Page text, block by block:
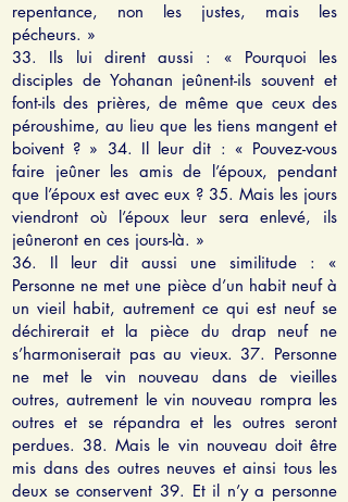
repentance, non les justes, mais les
pécheurs. »
33. Ils lui dirent aussi : « Pourquoi les
disciples de Yohanan jeûnent-ils souvent et
font-ils des prières, de même que ceux des
péroushime, au lieu que les tiens mangent et
boivent ? » 34. Il leur dit : « Pouvez-vous
faire jeûner les amis de l’époux, pendant
que l’époux est avec eux ? 35. Mais les jours
viendront où l’époux leur sera enlevé, ils
jeûneront en ces jours-là. »
36. Il leur dit aussi une similitude : «
Personne ne met une pièce d’un habit neuf à
un vieil habit, autrement ce qui est neuf se
déchirerait et la pièce du drap neuf ne
s’harmoniserait pas au vieux. 37. Personne
ne met le vin nouveau dans de vieilles
outres, autrement le vin nouveau rompra les
outres et se répandra et les outres seront
perdues. 38. Mais le vin nouveau doit être
mis dans des outres neuves et ainsi tous les
deux se conservent 39. Et il n’y a personne